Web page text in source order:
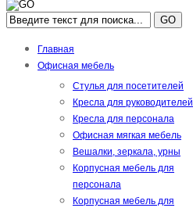
GO
Главная
Офисная мебель
Стулья для посетителей
Кресла для руководителей
Кресла для персонала
Офисная мягкая мебель
Вешалки, зеркала, урны
Корпусная мебель для
персонала
Корпусная мебель для